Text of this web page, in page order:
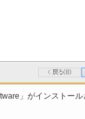
」がインストー